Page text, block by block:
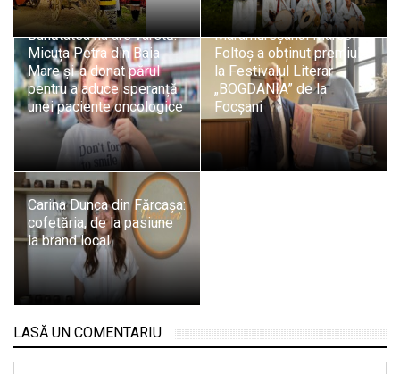
Bunătatea nu are vârstă:
Micuța Petra din Baia
Mare și-a donat părul
pentru a aduce speranță
unei paciente oncologice
Maramureșanul Marcel
Foltoș a obținut premiul II
la Festivalul Literar
„BOGDANIA” de la
Focșani
Carina Dunca din Fărcașa:
cofetăria, de la pasiune
la brand local
LASĂ UN COMENTARIU